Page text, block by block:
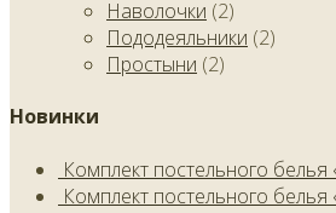
Наволочки (2)
Пододеяльники (2)
Простыни (2)
Новинки
Комплект постельного белья
Комплект постельного